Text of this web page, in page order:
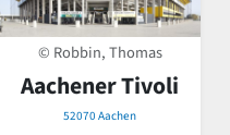
© Robbin, Thomas
Aachener Tivoli
52070 Aachen